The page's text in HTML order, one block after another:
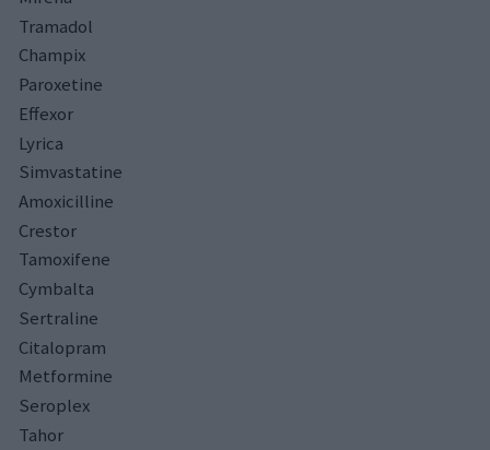
Tramadol
Champix
Paroxetine
Effexor
Lyrica
Simvastatine
Amoxicilline
Crestor
Tamoxifene
Cymbalta
Sertraline
Citalopram
Metformine
Seroplex
Tahor